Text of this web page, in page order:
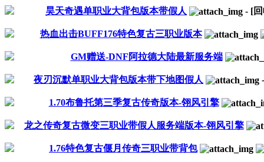
昊天奇遇单职业大背包版本带假人 - [
热血出击BUFF176特色复古三职业版本
GM赠送-DNF阿拉德大陆最新服务端
夜刃沉默单职业大背包版本带下地图假人
1.70布鲁托第三季复古传奇版本-翎风引擎
龙之传奇复古微变三职业带假人服务端版本-翎风引擎
1.76特色复古偃月传奇三职业带背包